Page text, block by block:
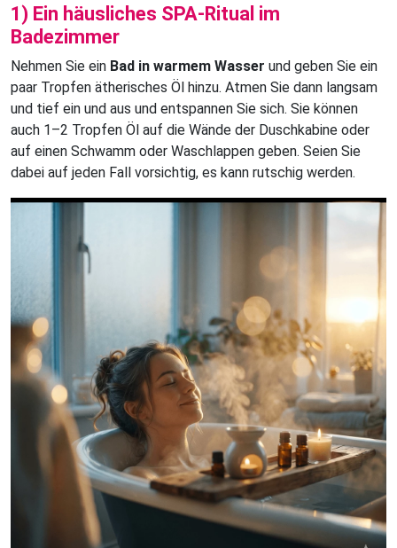
1) Ein häusliches SPA-Ritual im
Badezimmer
Nehmen Sie ein Bad in warmem Wasser und geben Sie ein
paar Tropfen ätherisches Öl hinzu. Atmen Sie dann langsam
und tief ein und aus und entspannen Sie sich. Sie können
auch 1–2 Tropfen Öl auf die Wände der Duschkabine oder
auf einen Schwamm oder Waschlappen geben. Seien Sie
dabei auf jeden Fall vorsichtig, es kann rutschig werden.